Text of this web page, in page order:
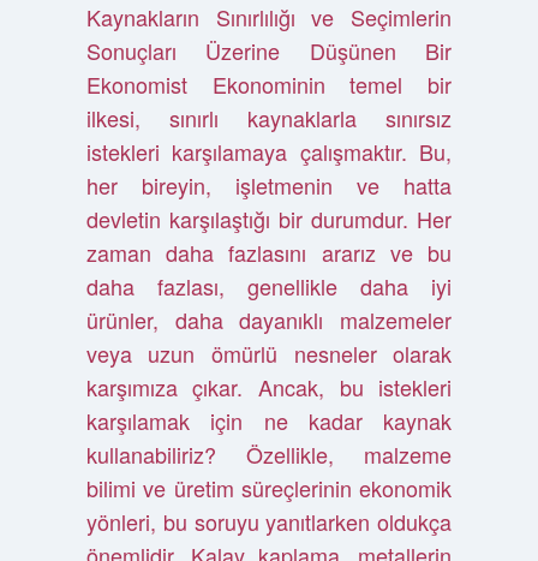
Kaynakların Sınırlılığı ve Seçimlerin
Sonuçları Üzerine Düşünen Bir
Ekonomist Ekonominin temel bir
ilkesi, sınırlı kaynaklarla sınırsız
istekleri karşılamaya çalışmaktır. Bu,
her bireyin, işletmenin ve hatta
devletin karşılaştığı bir durumdur. Her
zaman daha fazlasını ararız ve bu
daha fazlası, genellikle daha iyi
ürünler, daha dayanıklı malzemeler
veya uzun ömürlü nesneler olarak
karşımıza çıkar. Ancak, bu istekleri
karşılamak için ne kadar kaynak
kullanabiliriz? Özellikle, malzeme
bilimi ve üretim süreçlerinin ekonomik
yönleri, bu soruyu yanıtlarken oldukça